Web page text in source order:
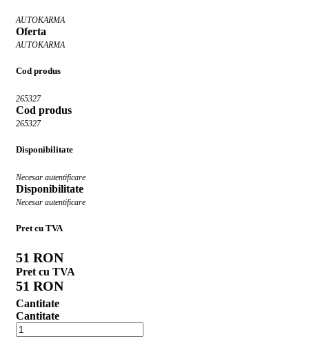
AUTOKARMA
Oferta
AUTOKARMA
Cod produs
265327
Cod produs
265327
Disponibilitate
Necesar autentificare
Disponibilitate
Necesar autentificare
Pret cu TVA
51 RON
Pret cu TVA
51 RON
Cantitate
Cantitate